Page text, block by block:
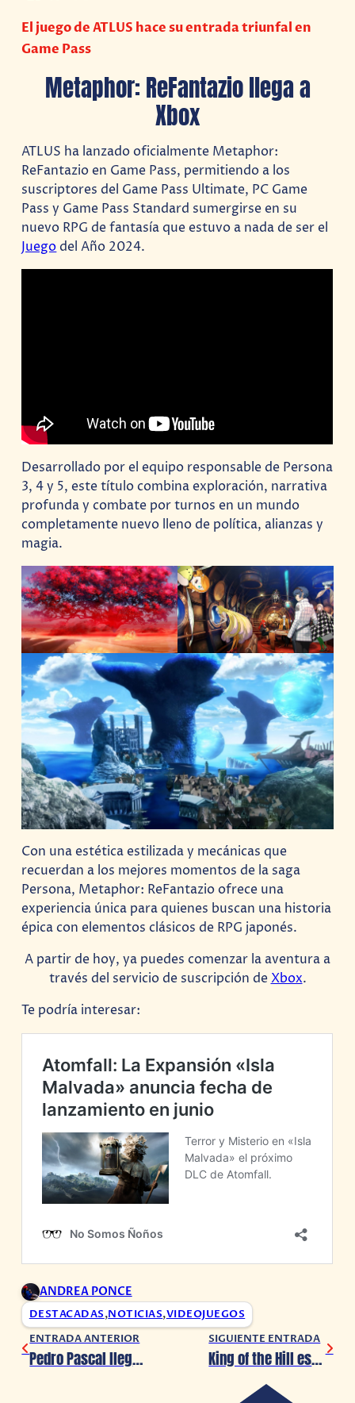
El juego de ATLUS hace su entrada triunfal en
Game Pass
Metaphor: ReFantazio llega a
Xbox
ATLUS ha lanzado oficialmente Metaphor:
ReFantazio en Game Pass, permitiendo a los
suscriptores del Game Pass Ultimate, PC Game
Pass y Game Pass Standard sumergirse en su
nuevo RPG de fantasía que estuvo a nada de ser el
Juegodel Año 2024.
Desarrollado por el equipo responsable de Persona
3, 4 y 5, este título combina exploración, narrativa
profunda y combate por turnos en un mundo
completamente nuevo lleno de política, alianzas y
magia.
Con una estética estilizada y mecánicas que
recuerdan a los mejores momentos de la saga
Persona, Metaphor: ReFantazio ofrece una
experiencia única para quienes buscan una historia
épica con elementos clásicos de RPG japonés.
A partir de hoy, ya puedes comenzar la aventura a
través del servicio de suscripción deXbox.
Te podría interesar:
ANDREA PONCE
DESTACADAS,NOTICIAS,VIDEOJUEGOS
ENTRADA ANTERIOR
Pedro Pascal llega a la CCXPMX 2025 con el panel de Fantastic Four
SIGUIENTE ENTRADA
King of the Hill está de regreso, más divertido y sureño que nunca